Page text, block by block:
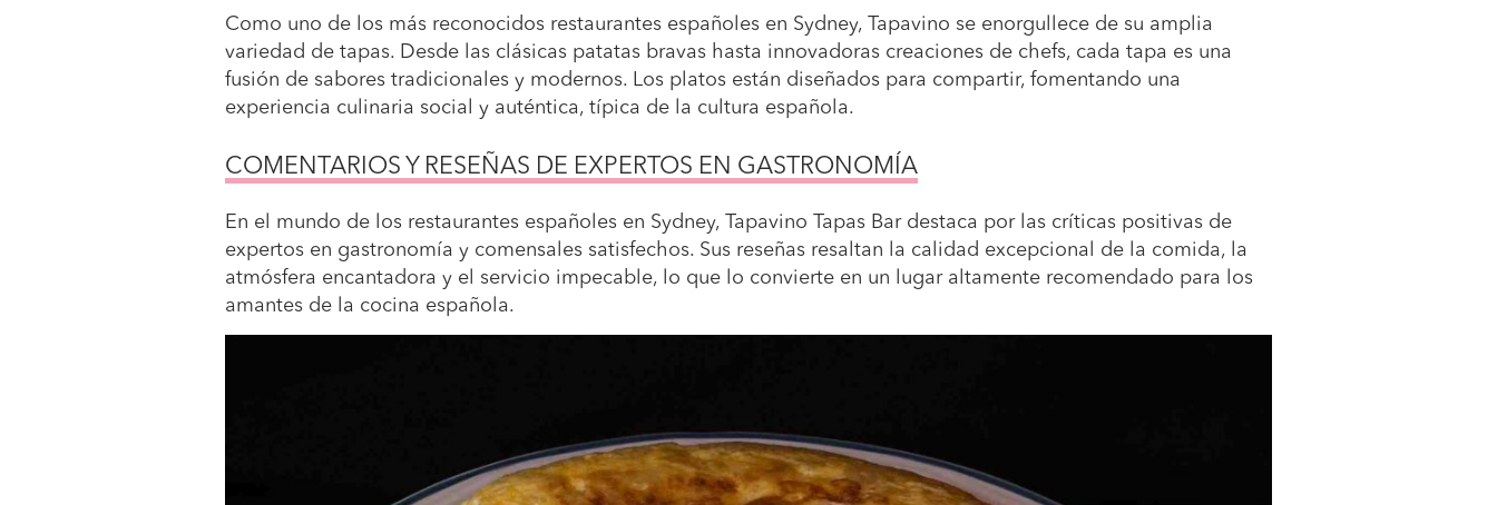
Como uno de los más reconocidos restaurantes españoles en Sydney, Tapavino se enorgullece de su amplia
variedad de tapas. Desde las clásicas patatas bravas hasta innovadoras creaciones de chefs, cada tapa es una
fusión de sabores tradicionales y modernos. Los platos están diseñados para compartir, fomentando una
experiencia culinaria social y auténtica, típica de la cultura española.
COMENTARIOS Y RESEÑAS DE EXPERTOS EN GASTRONOMÍA
En el mundo de los restaurantes españoles en Sydney, Tapavino Tapas Bar destaca por las críticas positivas de
expertos en gastronomía y comensales satisfechos. Sus reseñas resaltan la calidad excepcional de la comida, la
atmósfera encantadora y el servicio impecable, lo que lo convierte en un lugar altamente recomendado para los
amantes de la cocina española.